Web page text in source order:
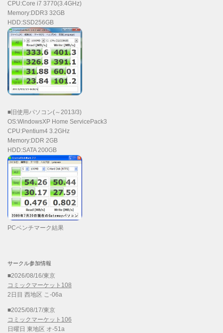
CPU:Core i7 3770(3.4GHz)
Memory:DDR3 32GB
HDD:SSD256GB
■旧使用パソコン(～2013/3)
OS:WindowsXP Home ServicePack3
CPU:Pentium4 3.2GHz
Memory:DDR 2GB
HDD:SATA 200GB
PCベンチマーク結果
サークル参加情報
■2026/08/16/東京
コミックマーケット108
2日目 西地区 こ-06a
■2025/08/17/東京
コミックマーケット106
日曜日 東地区 オ-51a